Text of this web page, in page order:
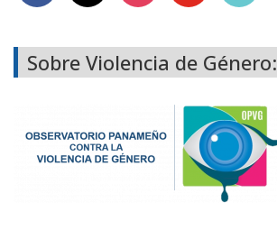
Sobre Violencia de Género: